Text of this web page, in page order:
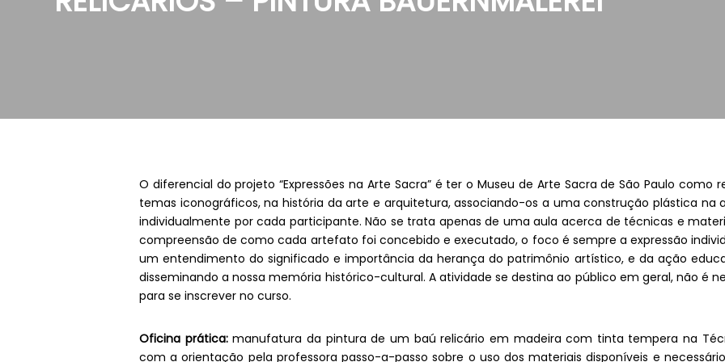
O diferencial do projeto “Expressões na Arte Sacra” é ter o Museu de Arte Sacra de São Paulo
temas iconográficos, na história da arte e arquitetura, associando-os a uma construção plástica na
individualmente por cada participante. Não se trata apenas de uma aula acerca de técnicas e
compreensão de como cada artefato foi concebido e executado, o foco é sempre a expressão
um entendimento do significado e importância da herança do patrimônio artístico, e da ação
disseminando a nossa memória histórico-cultural. A atividade se destina ao público em geral, não é
para se inscrever no curso.
Oficina prática:manufatura da pintura de um baú relicário em madeira com tinta tempera na
com a orientação pela professora passo-a-passo sobre o uso dos materiais disponíveis e